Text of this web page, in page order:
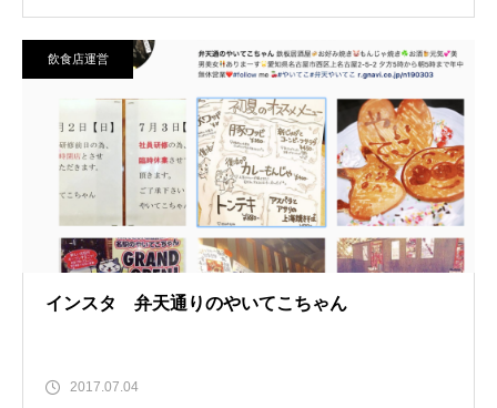
飲食店運営
インスタ 弁天通りのやいてこちゃん
2017.07.04